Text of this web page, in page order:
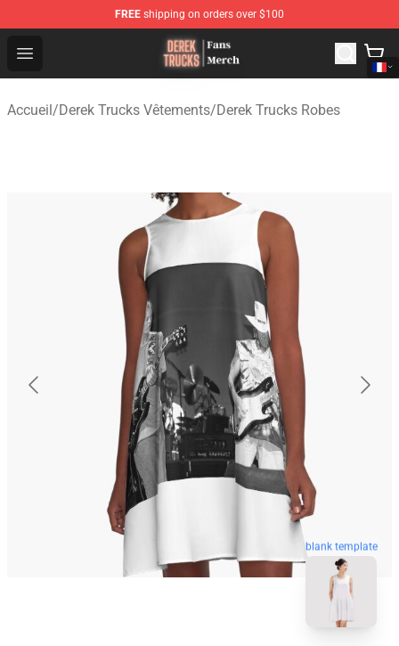
FREE shipping on orders over $100
Open menu
Derek Trucks Store - Official Derek Trucks Merchandise
Accueil/Derek Trucks Vêtements/Derek Trucks Robes
blank template